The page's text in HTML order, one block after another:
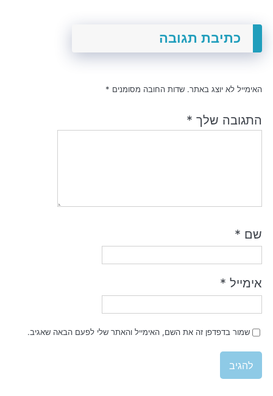
כתיבת תגובה
האימייל לא יוצג באתר. שדות החובה מסומנים *
התגובה שלך *
שם *
אימייל *
שמור בדפדפן זה את השם, האימייל והאתר שלי לפעם הבאה שאגיב.